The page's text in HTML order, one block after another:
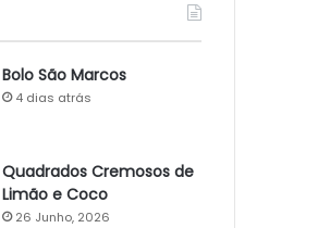
Bolo São Marcos
4 dias atrás
Quadrados Cremosos de
Limão e Coco
26 Junho, 2026